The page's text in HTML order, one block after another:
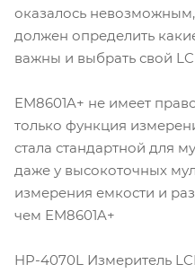
оказалось
должен определить
важны и выбрать свой
EM8601A+ не имеет
только функция
стала стандартной для
даже у высокоточных
измерения емкости и
чем EM8601A+
HP-4070L Измеритель